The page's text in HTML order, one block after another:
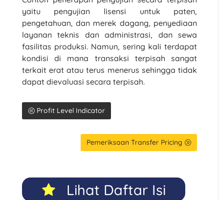
yaitu pengujian lisensi untuk paten,
pengetahuan, dan merek dagang, penyediaan
layanan teknis dan administrasi, dan sewa
fasilitas produksi. Namun, sering kali terdapat
kondisi di mana transaksi terpisah sangat
terkait erat atau terus menerus sehingga tidak
dapat dievaluasi secara terpisah.
Profit Level Indicator
Pemeriksaan Transfer Pricing
Lihat Daftar Isi